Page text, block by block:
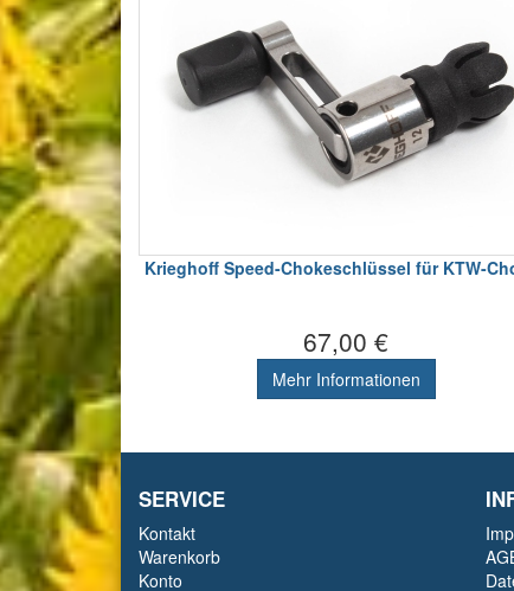
Krieghoff Speed-Chokeschlüssel für KTW-
67,00 €
Mehr Informationen
SERVICE
Kontakt
Warenkorb
Konto